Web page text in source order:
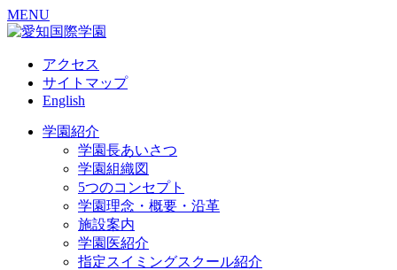
MENU
アクセス
サイトマップ
English
学園紹介
学園長あいさつ
学園組織図
5つのコンセプト
学園理念・概要・沿革
施設案内
学園医紹介
指定スイミングスクール紹介